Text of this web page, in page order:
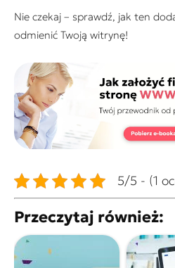
Nie czekaj – sprawdź, jak ten
odmienić Twoją witrynę!
5/5 - (1
Przeczytaj również: